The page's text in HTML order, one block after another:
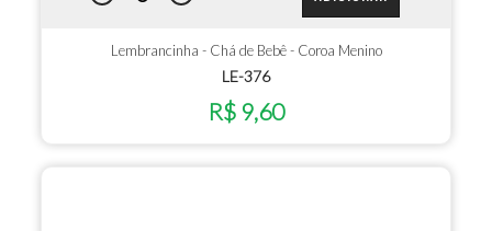
Lembrancinha - Chá de Bebê - Coroa Menino
LE-376
R$ 9,60